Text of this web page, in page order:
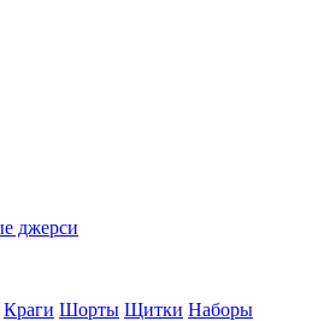
джерси
Краги Шорты Щитки Наборы